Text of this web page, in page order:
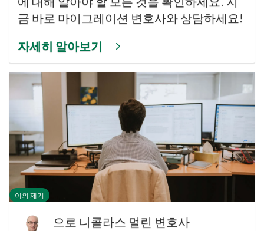
금 바로 마이그레이션 변호사와 상담하세요!
자세히 알아보기
이의 제기
으로 니콜라스 멀린 변호사